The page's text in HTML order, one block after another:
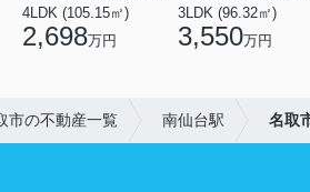
4LDK (105.15㎡)
2,698万円
3LDK (96.32㎡)
3,550万円
市の不動産一覧 南仙台駅 名取